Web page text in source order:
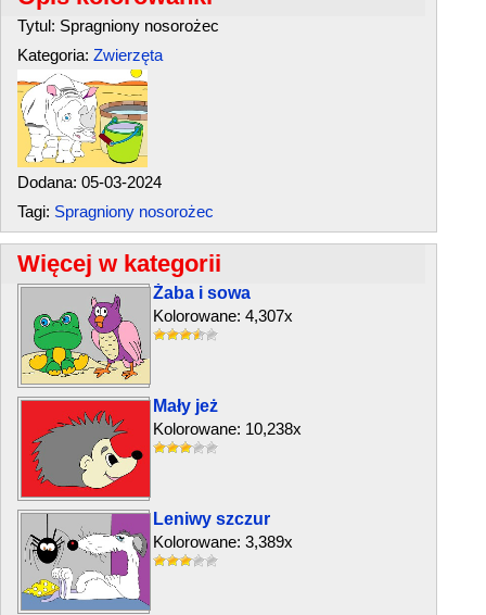
Tytul: Spragniony nosorożec
Kategoria: Zwierzęta
Dodana: 05-03-2024
Tagi: Spragniony nosorożec
Więcej w kategorii
Żaba i sowa
Kolorowane: 4,307x
Mały jeż
Kolorowane: 10,238x
Leniwy szczur
Kolorowane: 3,389x